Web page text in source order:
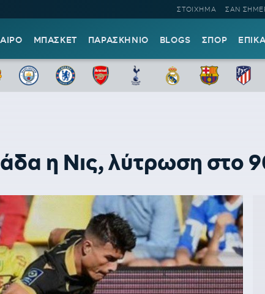
ΣΤΟΙΧΗΜΑ ΣΑΝ
ΜΠΑΣΚΕΤ ΠΑΡΑΣΚΗΝΙΟ BLOGS ΣΠΟΡ
η Νις, λύτρωση στο